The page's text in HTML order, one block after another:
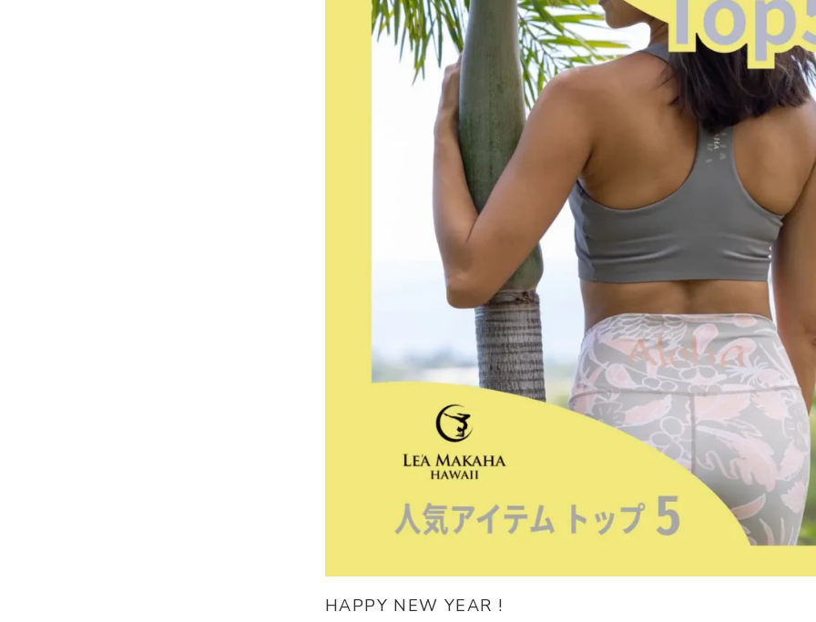
HAPPY NEW YEAR !